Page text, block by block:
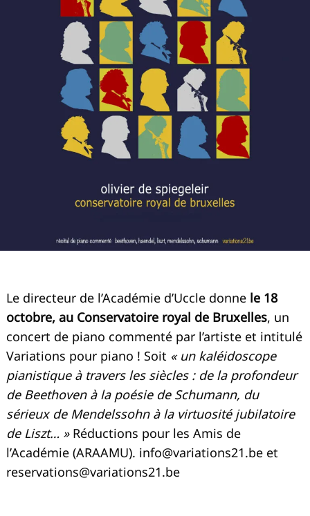
Le directeur de l’Académie d’Uccle donne le 18
octobre, au Conservatoire royal de Bruxelles, un
concert de piano commenté par l’artiste et intitulé
Variations pour piano ! Soit « un kaléidoscope
pianistique à travers les siècles : de la profondeur
de Beethoven à la poésie de Schumann, du
sérieux de Mendelssohn à la virtuosité jubilatoire
de Liszt… » Réductions pour les Amis de
l’Académie (ARAAMU). info@variations21.be et
reservations@variations21.be